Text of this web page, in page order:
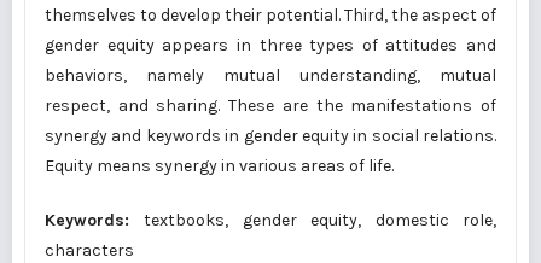
themselves to develop their potential. Third, the aspect of
gender equity appears in three types of attitudes and
behaviors, namely mutual understanding, mutual
respect, and sharing. These are the manifestations of
synergy and keywords in gender equity in social relations.
Equity means synergy in various areas of life.
Keywords:textbooks, gender equity, domestic role,
characters